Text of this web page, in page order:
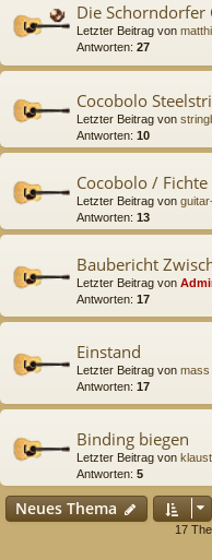
Die Schorndorfer
Letzter Beitrag von
Antworten: 27
Cocobolo
Letzter Beitrag von
Antworten: 10
Cocobolo / Fichte
Letzter Beitrag von
Antworten: 13
Baubericht
Letzter Beitrag von
Antworten: 17
Einstand
Letzter Beitrag von mass
Antworten: 17
Binding biegen
Letzter Beitrag von klaust
Antworten: 5
Neues Thema
17